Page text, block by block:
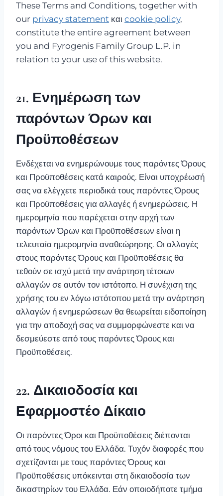
These Terms and Conditions, together with
our privacy statement και cookie policy,
constitute the entire agreement between
you and Fyrogenis Family Group L.P. in
relation to your use of this website.
21. Ενημέρωση των
παρόντων Όρων και
Προϋποθέσεων
Ενδέχεται να ενημερώνουμε τους παρόντες Όρους
και Προϋποθέσεις κατά καιρούς. Είναι υποχρέωσή
σας να ελέγχετε περιοδικά τους παρόντες Όρους
και Προϋποθέσεις για αλλαγές ή ενημερώσεις. Η
ημερομηνία που παρέχεται στην αρχή των
παρόντων Όρων και Προϋποθέσεων είναι η
τελευταία ημερομηνία αναθεώρησης. Οι αλλαγές
στους παρόντες Όρους και Προϋποθέσεις θα
τεθούν σε ισχύ μετά την ανάρτηση τέτοιων
αλλαγών σε αυτόν τον ιστότοπο. Η συνέχιση της
χρήσης του εν λόγω ιστότοπου μετά την ανάρτηση
αλλαγών ή ενημερώσεων θα θεωρείται ειδοποίηση
για την αποδοχή σας να συμμορφώνεστε και να
δεσμεύεστε από τους παρόντες Όρους και
Προϋποθέσεις.
22. Δικαιοδοσία και
Εφαρμοστέο Δίκαιο
Οι παρόντες Όροι και Προϋποθέσεις διέπονται
από τους νόμους του Ελλάδα. Τυχόν διαφορές που
σχετίζονται με τους παρόντες Όρους και
Προϋποθέσεις υπόκεινται στη δικαιοδοσία των
δικαστηρίων του Ελλάδα. Εάν οποιοδήποτε τμήμα